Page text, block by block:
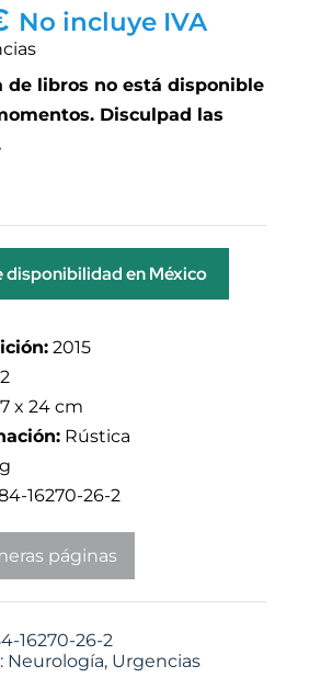
No incluye IVA
de libros no está disponible
Disculpad las
disponibilidad en México
2015
x 24 cm
Rústica
16270-26-2
páginas
16270-26-2
Neurología, Urgencias